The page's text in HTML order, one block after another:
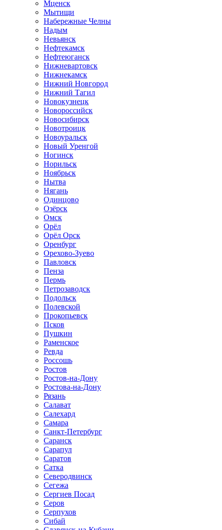
Мценск
Мытищи
Набережные Челны
Надым
Невьянск
Нефтекамск
Нефтеюганск
Нижневартовск
Нижнекамск
Нижний Новгород
Нижний Тагил
Новокузнецк
Новороссийск
Новосибирск
Новотроицк
Новоуральск
Новый Уренгой
Ногинск
Норильск
Ноябрьск
Нытва
Нягань
Одинцово
Озёрск
Омск
Орёл
Орёл Орск
Оренбург
Орехово-Зуево
Павловск
Пенза
Пермь
Петрозаводск
Подольск
Полевской
Прокопьевск
Псков
Пушкин
Раменское
Ревда
Россошь
Ростов
Ростов-на-Дону
Ростова-на-Дону
Рязань
Салават
Салехард
Самара
Санкт-Петербург
Саранск
Сарапул
Саратов
Сатка
Северодвинск
Сегежа
Сергиев Посад
Серов
Серпухов
Сибай